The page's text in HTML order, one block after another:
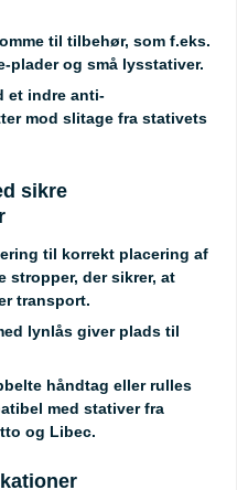
til tilbehør, som f.eks.
plader og små lysstativer.
et indre anti-
mod slitage fra stativets
sikre
til korrekt placering af
stropper, der sikrer, at
transport.
lynlås giver plads til
håndtag eller rulles
med stativer fra
og Libec.